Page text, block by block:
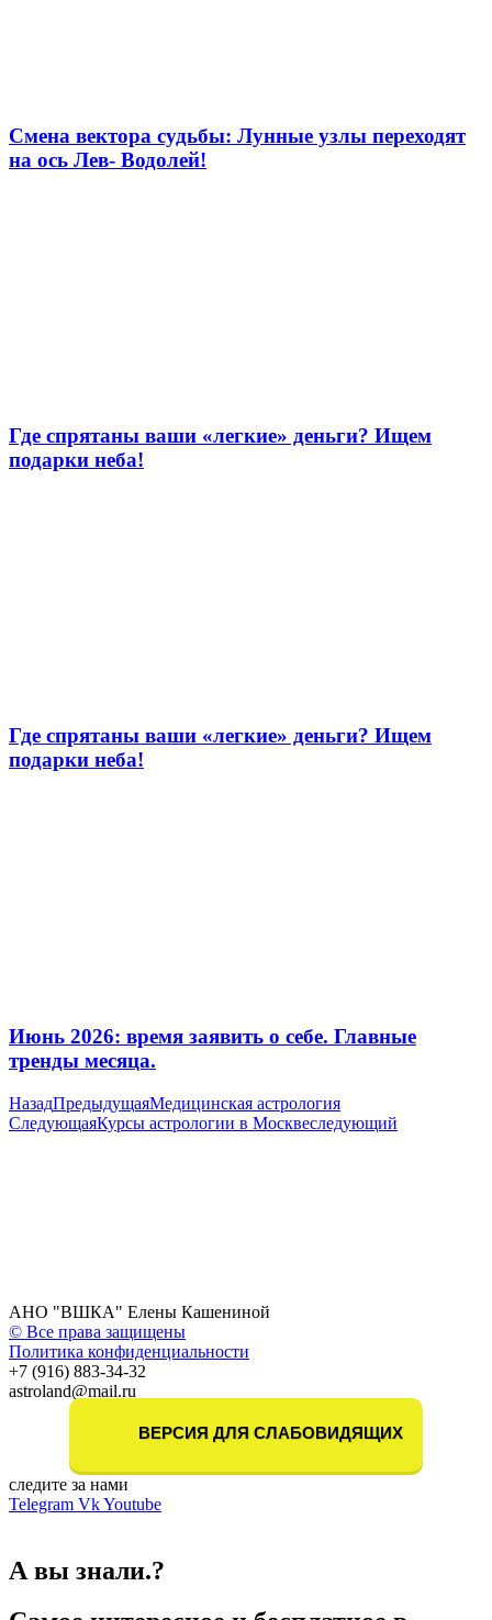
Смена вектора судьбы: Лунные узлы переходят
на ось Лев- Водолей!
Где спрятаны ваши «легкие» деньги? Ищем
подарки неба!
Где спрятаны ваши «легкие» деньги? Ищем
подарки неба!
Июнь 2026: время заявить о себе. Главные
тренды месяца.
НазадПредыдущаяМедицинская астрология
СледующаяКурсы астрологии в Москвеследующий
АНО "ВШКА" Елены Кашениной
© Все права защищены
Политика конфиденциальности
+7 (916) 883-34-32
astroland@mail.ru
ВЕРСИЯ ДЛЯ СЛАБОВИДЯЩИХ
следите за нами
Telegram VkYoutube
А вы знали.?